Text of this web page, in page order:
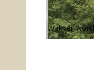
Wakker
...